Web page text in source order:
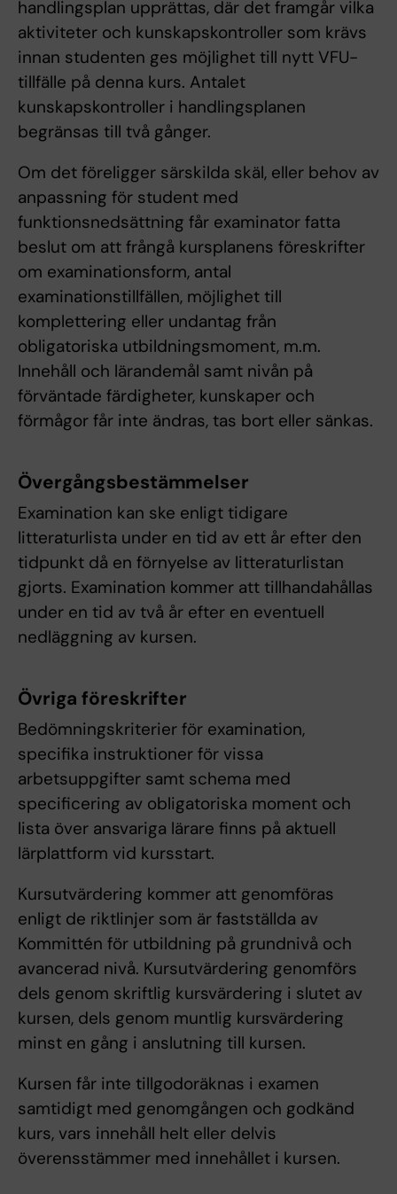
handlingsplan upprättas, där det framgår vilka
aktiviteter och kunskapskontroller som krävs
innan studenten ges möjlighet till nytt VFU-
tillfälle på denna kurs. Antalet
kunskapskontroller i handlingsplanen
begränsas till två gånger.
Om det föreligger särskilda skäl, eller behov av
anpassning för student med
funktionsnedsättning får examinator fatta
beslut om att frångå kursplanens föreskrifter
om examinationsform, antal
examinationstillfällen, möjlighet till
komplettering eller undantag från
obligatoriska utbildningsmoment, m.m.
Innehåll och lärandemål samt nivån på
förväntade färdigheter, kunskaper och
förmågor får inte ändras, tas bort eller sänkas.
Övergångsbestämmelser
Examination kan ske enligt tidigare
litteraturlista under en tid av ett år efter den
tidpunkt då en förnyelse av litteraturlistan
gjorts. Examination kommer att tillhandahållas
under en tid av två år efter en eventuell
nedläggning av kursen.
Övriga föreskrifter
Bedömningskriterier för examination,
specifika instruktioner för vissa
arbetsuppgifter samt schema med
specificering av obligatoriska moment och
lista över ansvariga lärare finns på aktuell
lärplattform vid kursstart.
Kursutvärdering kommer att genomföras
enligt de riktlinjer som är fastställda av
Kommittén för utbildning på grundnivå och
avancerad nivå. Kursutvärdering genomförs
dels genom skriftlig kursvärdering i slutet av
kursen, dels genom muntlig kursvärdering
minst en gång i anslutning till kursen.
Kursen får inte tillgodoräknas i examen
samtidigt med genomgången och godkänd
kurs, vars innehåll helt eller delvis
överensstämmer med innehållet i kursen.